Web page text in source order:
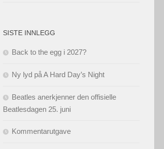
SISTE INNLEGG
Back to the egg i 2027?
Ny lyd på A Hard Day’s Night
Beatles anerkjenner den offisielle
Beatlesdagen 25. juni
Kommentarutgave